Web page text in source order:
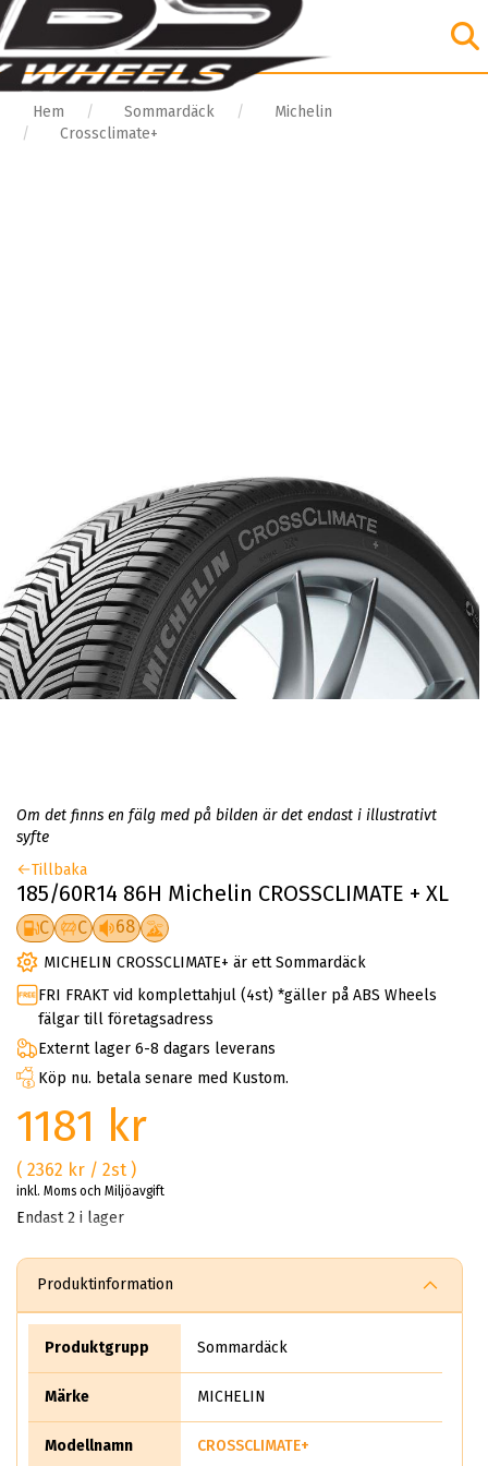
Hem Sommardäck
Michelin
Crossclimate+
Om det finns en fälg med på bilden är det endast i illustrativt
syfte
Tillbaka
185/60R14 86H Michelin CROSSCLIMATE + XL
C C 68
MICHELIN CROSSCLIMATE+ är ett Sommardäck
FRI FRAKT vid komplettahjul (4st) *gäller på ABS Wheels
fälgar till företagsadress
Externt lager 6-8 dagars leverans
Köp nu. betala senare med Kustom.
1181 kr
( 2362 kr / 2st )
inkl. Moms och Miljöavgift
Endast 2 i lager
Produktinformation
Produktgrupp Sommardäck
Märke MICHELIN
Modellnamn CROSSCLIMATE+